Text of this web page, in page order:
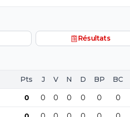
Résultats
Pts J V N D BP BC
0 0 0 0 0 0 0